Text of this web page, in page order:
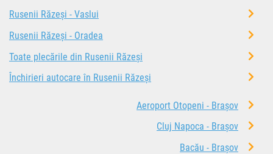
Rusenii Răzeși - Vaslui
Rusenii Răzeși - Oradea
Toate plecările din Rusenii Răzeși
Închirieri autocare în Rusenii Răzeși
Aeroport Otopeni - Brașov
Cluj Napoca - Brașov
Bacău - Brașov